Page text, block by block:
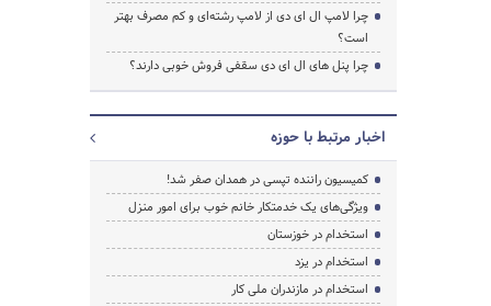
چرا لامپ ال ای دی از لامپ رشته‌ای و کم مصرف بهتر
است؟
چرا پنل های ال ای دی سقفی فروش خوبی دارند؟
اخبار مرتبط با حوزه
کمیسیون راننده تپسی در همدان صفر شد!
ویژگی‌های یک خدمتکار خانم خوب برای امور منزل
استخدام در خوزستان
استخدام در یزد
استخدام در مازندران ملی کار